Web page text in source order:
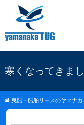
寒くなってきま
曳船・船舶リースのヤマナ